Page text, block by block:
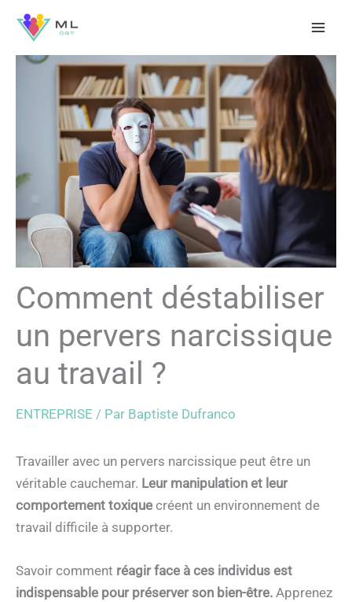
Aller
contenu
Comment déstabiliser
un pervers narcissique
au travail ?
ENTREPRISE / Par Baptiste Dufranco
Travailler avec un pervers narcissique peut être un
véritable cauchemar. Leur manipulation et leur
comportement toxique créent un environnement de
travail difficile à supporter.
Savoir comment réagir face à ces individus est
indispensable pour préserver son bien-être. Apprenez